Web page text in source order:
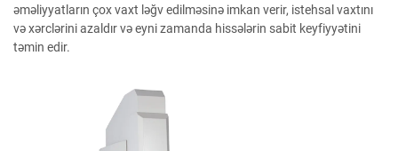
əməliyyatların çox vaxt ləğv edilməsinə imkan verir, istehsal vaxtını
və xərclərini azaldır və eyni zamanda hissələrin sabit keyfiyyətini
təmin edir.